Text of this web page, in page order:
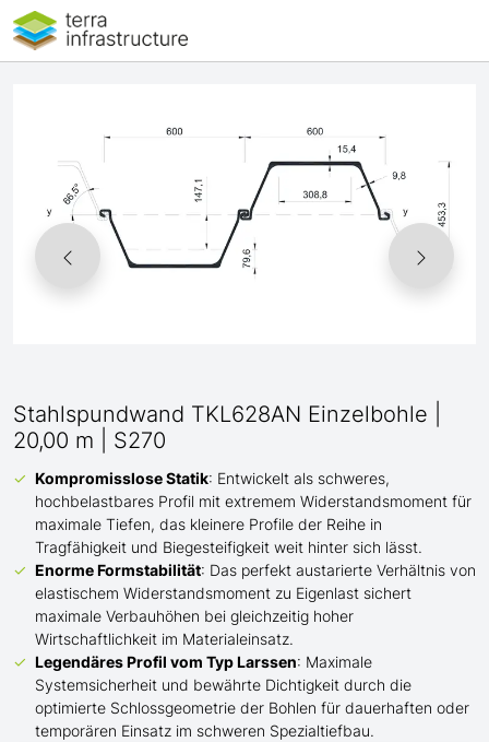
Stahlspundwand TKL628AN Einzelbohle |
20,00 m | S270
Kompromisslose Statik: Entwickelt als schweres,
hochbelastbares Profil mit extremem Widerstandsmoment für
maximale Tiefen, das kleinere Profile der Reihe in
Tragfähigkeit und Biegesteifigkeit weit hinter sich lässt.
Enorme Formstabilität: Das perfekt austarierte Verhältnis von
elastischem Widerstandsmoment zu Eigenlast sichert
maximale Verbauhöhen bei gleichzeitig hoher
Wirtschaftlichkeit im Materialeinsatz.
Legendäres Profil vom Typ Larssen: Maximale
Systemsicherheit und bewährte Dichtigkeit durch die
optimierte Schlossgeometrie der Bohlen für dauerhaften oder
temporären Einsatz im schweren Spezialtiefbau.